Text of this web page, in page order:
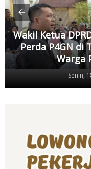
Wakil Ketua
Perda P4GN di
Warga
Senin,